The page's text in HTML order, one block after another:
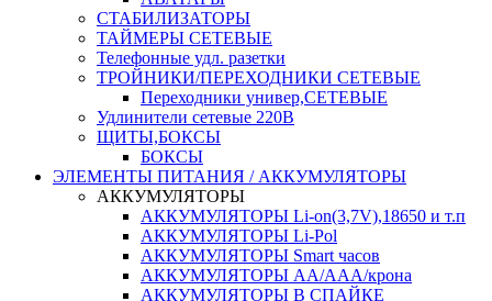
СТАБИЛИЗАТОРЫ
ТАЙМЕРЫ СЕТЕВЫЕ
Телефонные удл. разетки
ТРОЙНИКИ/ПЕРЕХОДНИКИ СЕТЕВЫЕ
Переходники универ,СЕТЕВЫЕ
Удлинители сетевые 220В
ЩИТЫ,БОКСЫ
БОКСЫ
ЭЛЕМЕНТЫ ПИТАНИЯ / АККУМУЛЯТОРЫ
АККУМУЛЯТОРЫ
АККУМУЛЯТОРЫ Li-on(3,7V),18650 и т.п
АККУМУЛЯТОРЫ Li-Pol
АККУМУЛЯТОРЫ Smart часов
АККУМУЛЯТОРЫ АА/ААА/крона
АККУМУЛЯТОРЫ В СПАЙКЕ